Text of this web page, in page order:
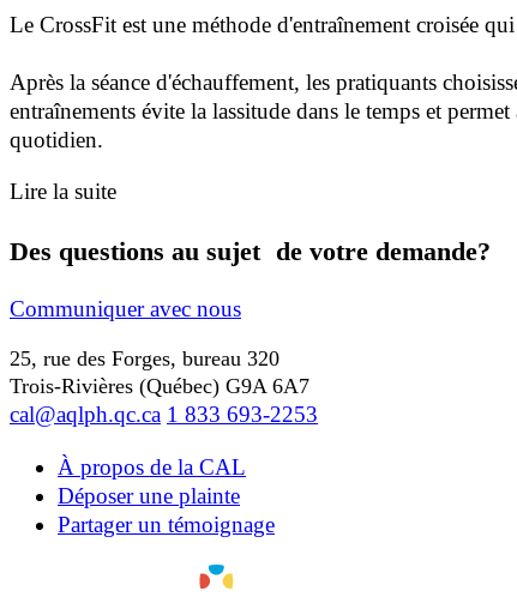
Le CrossFit est une méthode d'entraînement croisée
Après la séance d'échauffement, les pratiquants
entraînements évite la lassitude dans le temps et
quotidien.
Lire la suite
Des questions au sujet de votre demande?
Communiquer avec nous
25, rue des Forges, bureau 320
Trois-Rivières (Québec) G9A 6A7
cal@aqlph.qc.ca 1 833 693-2253
À propos de la CAL
Déposer une plainte
Partager un témoignage